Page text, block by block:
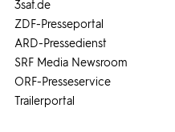
3sat.de
ZDF-Presseportal
ARD-Pressedienst
SRF Media Newsroom
ORF-Presseservice
Trailerportal